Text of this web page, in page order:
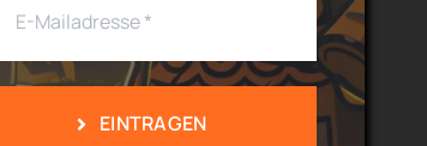
EINTRAGEN